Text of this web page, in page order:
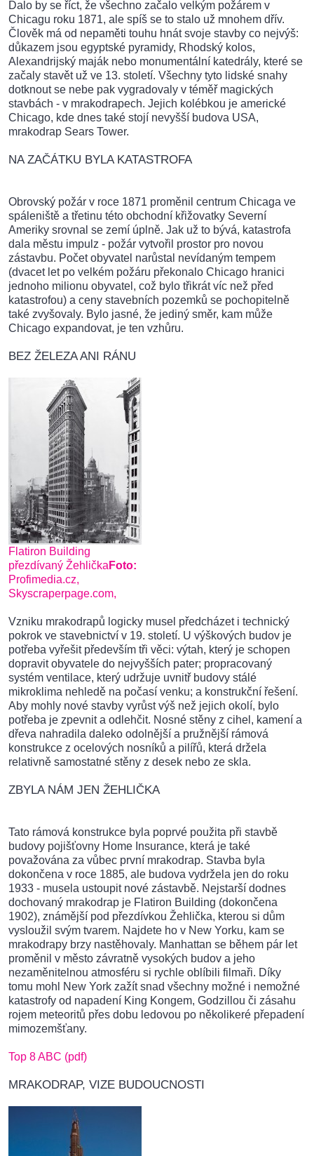
Dalo by se říct, že všechno začalo velkým požárem v
Chicagu roku 1871, ale spíš se to stalo už mnohem dřív.
Člověk má od nepaměti touhu hnát svoje stavby co nejvýš:
důkazem jsou egyptské pyramidy, Rhodský kolos,
Alexandrijský maják nebo monumentální katedrály, které se
začaly stavět už ve 13. století. Všechny tyto lidské snahy
dotknout se nebe pak vygradovaly v téměř magických
stavbách - v mrakodrapech. Jejich kolébkou je americké
Chicago, kde dnes také stojí nevyšší budova USA,
mrakodrap Sears Tower.
NA ZAČÁTKU BYLA KATASTROFA
Obrovský požár v roce 1871 proměnil centrum Chicaga ve
spáleniště a třetinu této obchodní křižovatky Severní
Ameriky srovnal se zemí úplně. Jak už to bývá, katastrofa
dala městu impulz - požár vytvořil prostor pro novou
zástavbu. Počet obyvatel narůstal nevídaným tempem
(dvacet let po velkém požáru překonalo Chicago hranici
jednoho milionu obyvatel, což bylo třikrát víc než před
katastrofou) a ceny stavebních pozemků se pochopitelně
také zvyšovaly. Bylo jasné, že jediný směr, kam může
Chicago expandovat, je ten vzhůru.
BEZ ŽELEZA ANI RÁNU
Flatiron Building
přezdívaný Žehlička Foto:
Profimedia.cz,
Skyscraperpage.com,
Vzniku mrakodrapů logicky musel předcházet i technický
pokrok ve stavebnictví v 19. století. U výškových budov je
potřeba vyřešit především tři věci: výtah, který je schopen
dopravit obyvatele do nejvyšších pater; propracovaný
systém ventilace, který udržuje uvnitř budovy stálé
mikroklima nehledě na počasí venku; a konstrukční řešení.
Aby mohly nové stavby vyrůst výš než jejich okolí, bylo
potřeba je zpevnit a odlehčit. Nosné stěny z cihel, kamení a
dřeva nahradila daleko odolnější a pružnější rámová
konstrukce z ocelových nosníků a pilířů, která držela
relativně samostatné stěny z desek nebo ze skla.
ZBYLA NÁM JEN ŽEHLIČKA
Tato rámová konstrukce byla poprvé použita při stavbě
budovy pojišťovny Home Insurance, která je také
považována za vůbec první mrakodrap. Stavba byla
dokončena v roce 1885, ale budova vydržela jen do roku
1933 - musela ustoupit nové zástavbě. Nejstarší dodnes
dochovaný mrakodrap je Flatiron Building (dokončena
1902), známější pod přezdívkou Žehlička, kterou si dům
vysloužil svým tvarem. Najdete ho v New Yorku, kam se
mrakodrapy brzy nastěhovaly. Manhattan se během pár let
proměnil v město závratně vysokých budov a jeho
nezaměnitelnou atmosféru si rychle oblíbili filmaři. Díky
tomu mohl New York zažít snad všechny možné i nemožné
katastrofy od napadení King Kongem, Godzillou či zásahu
rojem meteoritů přes dobu ledovou po několikeré přepadení
mimozemšťany.
Top 8 ABC (pdf)
MRAKODRAP, VIZE BUDOUCNOSTI